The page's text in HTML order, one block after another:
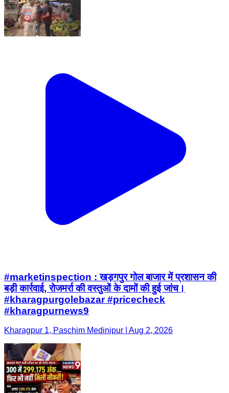
#marketinspection : खड़गपुर गोल बाजार में प्रशासन की
बड़ी कार्रवाई, रोजमर्रा की वस्तुओं के दामों की हुई जांच।
#kharagpurgolebazar #pricecheck
#kharagpurnews9
Kharagpur 1, Paschim Medinipur | Aug 2, 2026